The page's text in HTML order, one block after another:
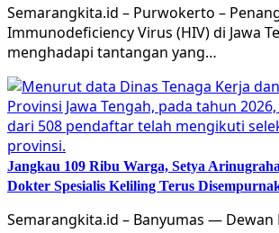
Semarangkita.id – Purwokerto –
Immunodeficiency Virus (HIV) di Jawa
menghadapi tantangan yang…
Jangkau 109 Ribu Warga, Setya
Dokter Spesialis Keliling Terus
Semarangkita.id – Banyumas — Dewan